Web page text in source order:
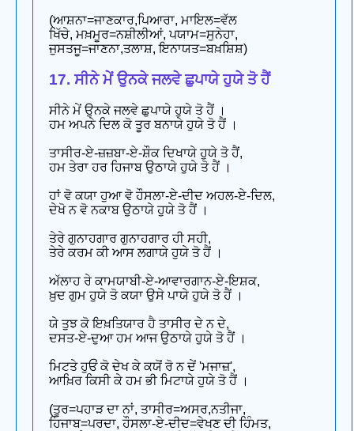
(ਆਸ਼ਨਾ=ਜਾਣਕਾਰ,ਪਿਆਰਾ, ਮਾਇਲ=ਵੱਲ
ਖਿੱਚੇ, ਮਖ਼ਮੂਰ=ਨਸ਼ੀਲੀਆਂ, ਪਯਾਮ=ਸੁਨੇਹਾ,
ਜੁਸਤਜੂ=ਜਾਣਨਾ,ਤਲਾਸ਼, ਇਨਾਯਤ=ਬਖ਼ਸ਼ਿਸ਼)
17. ਸੀਨੇ ਮੇਂ ਉਨਕੇ ਜਲਵੇ ਛੁਪਾਯੇ ਹੁਯੇ ਤੋ ਹੈਂ
ਸੀਨੇ ਮੇਂ ਉਨਕੇ ਜਲਵੇ ਛੁਪਾਯੇ ਹੁਯੇ ਤੋ ਹੈਂ ।
ਹਮ ਅਪਨੇ ਦਿਲ ਕੋ ਤੂਰ ਬਨਾਯੇ ਹੁਯੇ ਤੋ ਹੈਂ ।
ਤਾਸੀਰ-ਏ-ਜ਼ਜ਼ਬਾ-ਏ-ਸ਼ੌਕ ਦਿਖਾਯੇ ਹੁਯੇ ਤੋ ਹੈਂ,
ਹਮ ਤੇਰਾ ਹਰ ਹਿਜਾਬ ਉਠਾਯੇ ਹੁਯੇ ਤੋ ਹੈਂ ।
ਹਾਂ ਵੋ ਕਯਾ ਹੁਆ ਵੋ ਹੌਸਲਾ-ਏ-ਦੀਦ ਅਹਲ-ਏ-ਦਿਲ,
ਦੇਖੋ ਨ ਵੋ ਨਕਾਬ ਉਠਾਯੇ ਹੁਯੇ ਤੋ ਹੈਂ ।
ਤੇਰੇ ਗੁਨਾਹਗਾਰ ਗੁਨਾਹਗਾਰ ਹੀ ਸਹੀ,
ਤੇਰੇ ਕਰਮ ਕੀ ਆਸ ਲਗਾਯੇ ਹੁਯੇ ਤੋ ਹੈਂ ।
ਅੱਲਾਹ ਰੇ ਕਾਮਯਾਬੀ-ਏ-ਆਵਾਰਗਾਨ-ਏ-ਇਸ਼ਕ,
ਖ਼ੁਦ ਗੁਮ ਹੁਯੇ ਤੋ ਕਯਾ ਉਸੇ ਪਾਯੇ ਹੁਯੇ ਤੋ ਹੈਂ ।
ਯੇ ਤੁਝ ਕੋ ਇਖ਼ਤਿਯਾਰ ਹੈ ਤਾਸੀਰ ਦੇ ਨ ਦੇ,
ਦਸਤ-ਏ-ਦੁਆ ਹਮ ਆਜ ਉਠਾਯੇ ਹੁਯੇ ਤੋ ਹੈਂ ।
ਮਿਟਤੇ ਹੁਓਂ ਕੋ ਦੇਖ ਕੇ ਕਯੋਂ ਰੋ ਨ ਦੇਂ 'ਮਜਾਜ਼',
ਆਖ਼ਿਰ ਕਿਸੀ ਕੇ ਹਮ ਭੀ ਮਿਟਾਯੇ ਹੁਯੇ ਤੋ ਹੈਂ ।
(ਤੂਰ=ਪਹਾੜ ਦਾ ਨਾਂ, ਤਾਸੀਰ=ਅਸਰ,ਨਤੀਜਾ,
ਹਿਜਾਬ=ਪਰਦਾ, ਹੌਸਲਾ-ਏ-ਦੀਦ=ਵੇਖਣ ਦੀ ਹਿੰਮਤ,